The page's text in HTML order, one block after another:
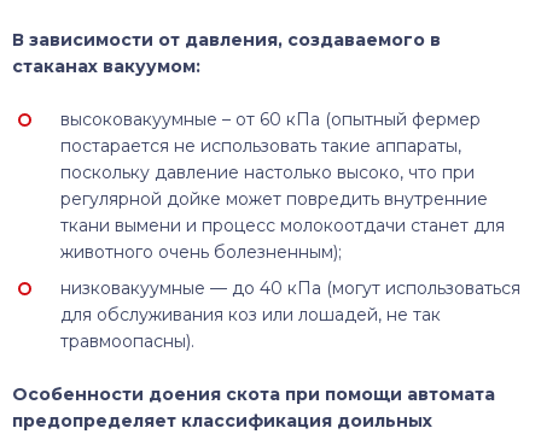
В зависимости от давления, создаваемого в
стаканах вакуумом:
высоковакуумные – от 60 кПа (опытный фермер
постарается не использовать такие аппараты,
поскольку давление настолько высоко, что при
регулярной дойке может повредить внутренние
ткани вымени и процесс молокоотдачи станет для
животного очень болезненным);
низковакуумные — до 40 кПа (могут использоваться
для обслуживания коз или лошадей, не так
травмоопасны).
Особенности доения скота при помощи автомата
предопределяет классификация доильных